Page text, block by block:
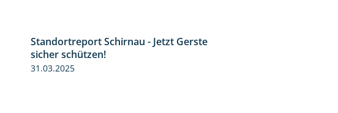
Standortreport Schirnau - Jetzt Gerste
sicher schützen!
31.03.2025